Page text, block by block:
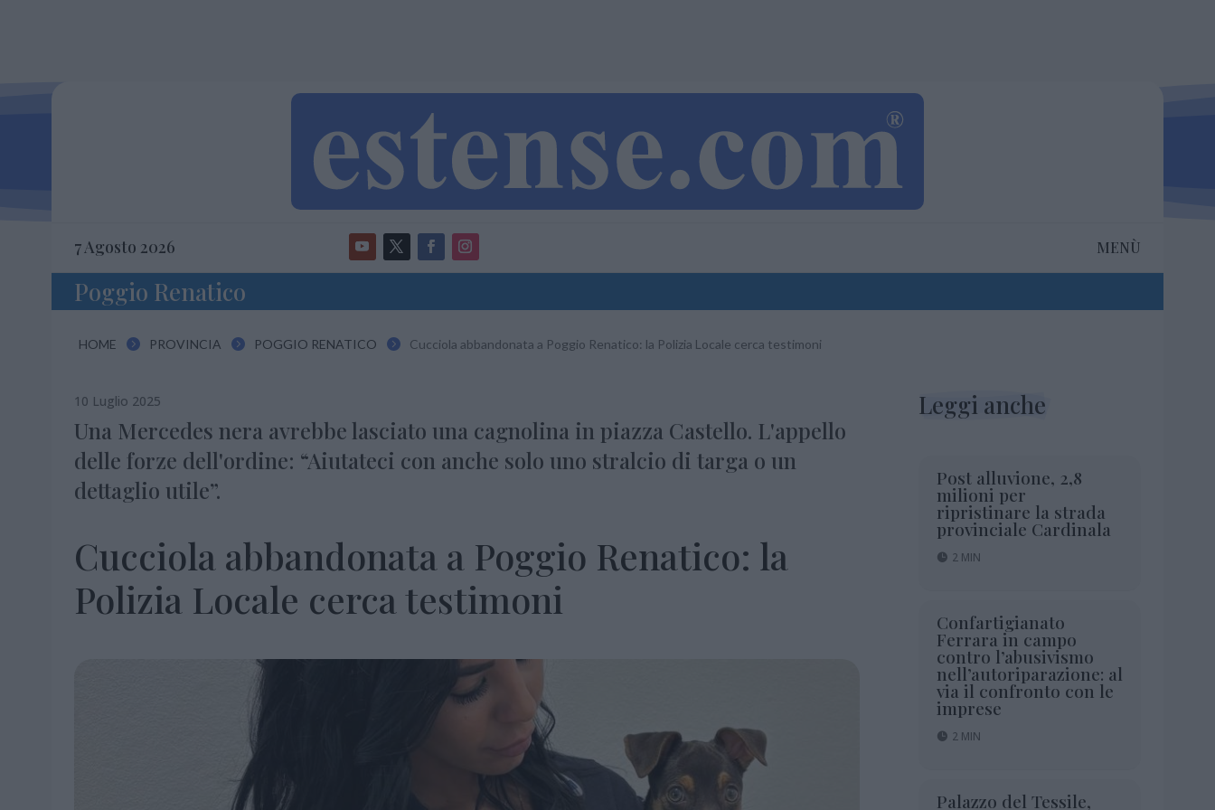
7 Agosto 2026 MENÙ
Poggio Renatico
HOME  PROVINCIA  POGGIO RENATICO  Cucciola abbandonata a Poggio Renatico: la Polizia Locale cerca testimoni
10 Luglio 2025
Una Mercedes nera avrebbe lasciato una cagnolina in piazza Castello. L'appello
delle forze dell'ordine: “Aiutateci con anche solo uno stralcio di targa o un
dettaglio utile”.
Cucciola abbandonata a Poggio Renatico: la
Polizia Locale cerca testimoni
Leggi anche
Post alluvione, 2,8
milioni per
ripristinare la strada
provinciale Cardinala
2 MIN
Confartigianato
Ferrara in campo
contro l’abusivismo
nell’autoriparazione: al
via il confronto con le
imprese
2 MIN
Palazzo del Tessile,